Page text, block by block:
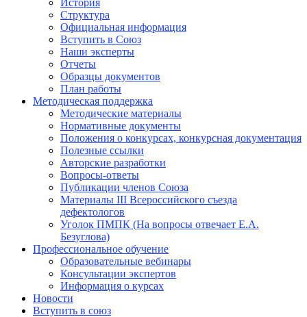
История
Структура
Официальная информация
Вступить в Союз
Наши эксперты
Отчеты
Образцы документов
План работы
Методическая поддержка
Методические материалы
Нормативные документы
Положения о конкурсах, конкурсная документация
Полезные ссылки
Авторские разработки
Вопросы-ответы
Публикации членов Союза
Материалы III Всероссийского съезда
дефектологов
Уголок ПМПК (На вопросы отвечает Е.А.
Безуглова)
Профессиональное обучение
Образовательные вебинары
Консультации экспертов
Информация о курсах
Новости
Вступить в союз